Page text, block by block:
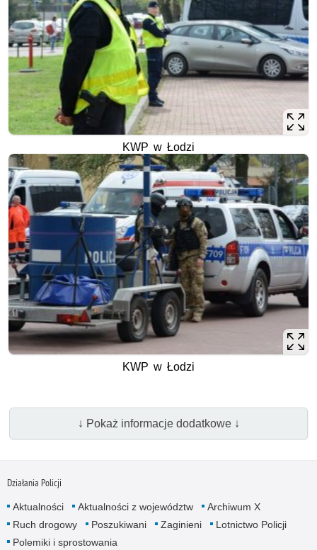
KWP w Łodzi
KWP w Łodzi
↓ Pokaż informacje dodatkowe ↓
Działania Policji
Aktualności Aktualności z województw
Archiwum X
Ruch drogowy
Poszukiwani Zaginieni
Lotnictwo Policji
Polemiki i sprostowania